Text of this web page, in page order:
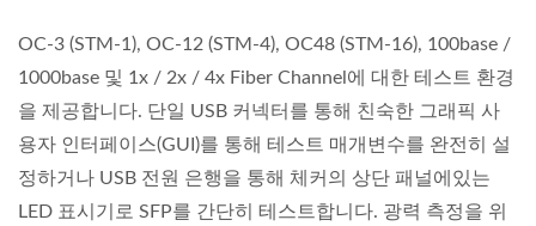
OC-3 (STM-1), OC-12 (STM-4), OC48 (STM-16), 100base /
1000base 및 1x / 2x / 4x Fiber Channel에 대한 테스트 환경
을 제공합니다. 단일 USB 커넥터를 통해 친숙한 그래픽 사
용자 인터페이스(GUI)를 통해 테스트 매개변수를 완전히 설
정하거나 USB 전원 은행을 통해 체커의 상단 패널에있는
LED 표시기로 SFP를 간단히 테스트합니다. 광력 측정을 위